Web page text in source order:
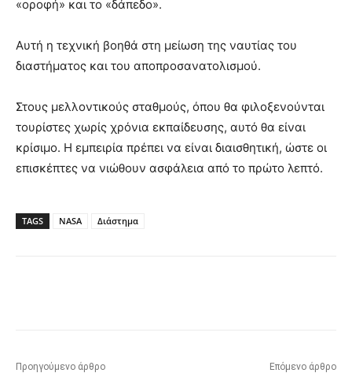
«οροφή» και το «δάπεδο».
Αυτή η τεχνική βοηθά στη μείωση της ναυτίας του
διαστήματος και του αποπροσανατολισμού.
Στους μελλοντικούς σταθμούς, όπου θα φιλοξενούνται
τουρίστες χωρίς χρόνια εκπαίδευσης, αυτό θα είναι
κρίσιμο. Η εμπειρία πρέπει να είναι διαισθητική, ώστε οι
επισκέπτες να νιώθουν ασφάλεια από το πρώτο λεπτό.
TAGS NASA Διάστημα
Προηγούμενο άρθρο Επόμενο άρθρο